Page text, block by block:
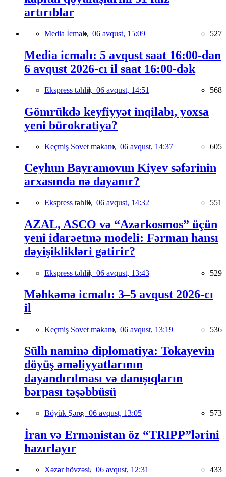
artırıblar
Media İcmalı, 06 avqust, 15:09 527
Media icmalı: 5 avqust saat 16:00-dan
6 avqust 2026-cı il saat 16:00-dək
Ekspress təhlil, 06 avqust, 14:51 568
Gömrükdə keyfiyyət inqilabı, yoxsa
yeni bürokratiya?
Keçmiş Sovet məkanı, 06 avqust, 14:37 605
Ceyhun Bayramovun Kiyev səfərinin
arxasında nə dayanır?
Ekspress təhlil, 06 avqust, 14:32 551
AZAL, ASCO və “Azərkosmos” üçün
yeni idarəetmə modeli: Fərman hansı
dəyişiklikləri gətirir?
Ekspress təhlil, 06 avqust, 13:43 529
Məhkəmə icmalı: 3–5 avqust 2026-cı
il
Keçmiş Sovet məkanı, 06 avqust, 13:19 536
Sülh naminə diplomatiya: Tokayevin
döyüş əməliyyatlarının
dayandırılması və danışıqların
bərpası təşəbbüsü
Böyük Şərq, 06 avqust, 13:05 573
İran və Ermənistan öz “TRIPP”lərini
hazırlayır
Xəzər hövzəsi, 06 avqust, 12:31 433